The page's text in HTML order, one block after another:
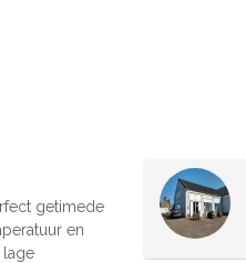
getimede
en
lage